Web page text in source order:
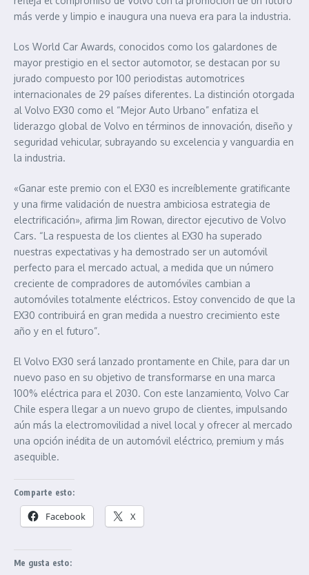
más verde y limpio e inaugura una nueva era para la industria.
Los World Car Awards, conocidos como los galardones de
mayor prestigio en el sector automotor, se destacan por su
jurado compuesto por 100 periodistas automotrices
internacionales de 29 países diferentes. La distinción otorgada
al Volvo EX30 como el “Mejor Auto Urbano” enfatiza el
liderazgo global de Volvo en términos de innovación, diseño y
seguridad vehicular, subrayando su excelencia y vanguardia en
la industria.
«Ganar este premio con el EX30 es increíblemente gratificante
y una firme validación de nuestra ambiciosa estrategia de
electrificación», afirma Jim Rowan, director ejecutivo de Volvo
Cars. “La respuesta de los clientes al EX30 ha superado
nuestras expectativas y ha demostrado ser un automóvil
perfecto para el mercado actual, a medida que un número
creciente de compradores de automóviles cambian a
automóviles totalmente eléctricos. Estoy convencido de que la
EX30 contribuirá en gran medida a nuestro crecimiento este
año y en el futuro”.
El Volvo EX30 será lanzado prontamente en Chile, para dar un
nuevo paso en su objetivo de transformarse en una marca
100% eléctrica para el 2030. Con este lanzamiento, Volvo Car
Chile espera llegar a un nuevo grupo de clientes, impulsando
aún más la electromovilidad a nivel local y ofrecer al mercado
una opción inédita de un automóvil eléctrico, premium y más
asequible.
Comparte esto:
Facebook X
Me gusta esto: